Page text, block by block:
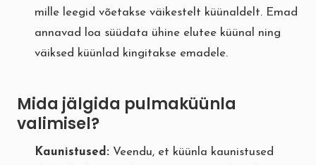
mille leegid võetakse väikestelt küünaldelt. Emad
annavad loa süüdata ühine elutee küünal ning
väiksed küünlad kingitakse emadele.
Mida jälgida pulmaküünla
valimisel?
Kaunistused: Veendu, et küünla kaunistused